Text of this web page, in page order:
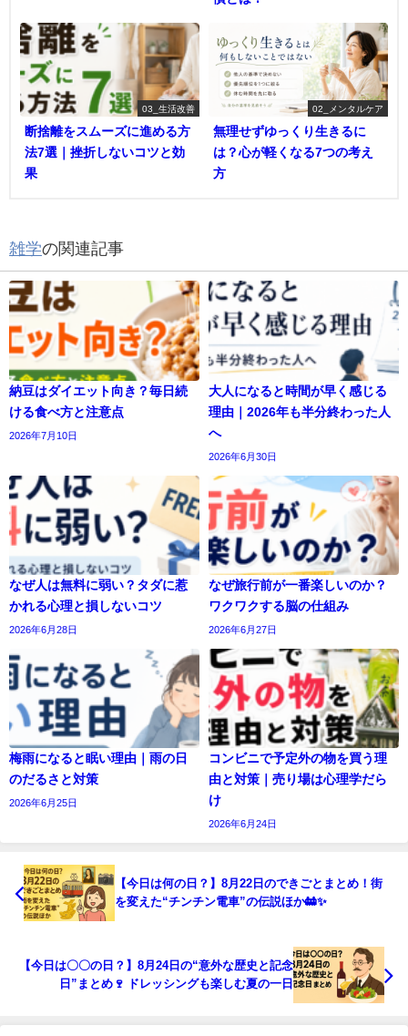
03_生活改善
断捨離をスムーズに進める方
法7選｜挫折しないコツと効
果
02_メンタルケア
無理せずゆっくり生きるに
は？心が軽くなる7つの考え
方
雑学の関連記事
納豆はダイエット向き？毎日続
ける食べ方と注意点
2026年7月10日
大人になると時間が早く感じる
理由｜2026年も半分終わった人
へ
2026年6月30日
なぜ人は無料に弱い？タダに惹
かれる心理と損しないコツ
2026年6月28日
なぜ旅行前が一番楽しいのか？
ワクワクする脳の仕組み
2026年6月27日
梅雨になると眠い理由｜雨の日
のだるさと対策
2026年6月25日
コンビニで予定外の物を買う理
由と対策｜売り場は心理学だら
け
2026年6月24日
【今日は何の日？】8月22日のできごとまとめ！街
を変えた“チンチン電車”の伝説ほか🚋✨
【今日は〇〇の日？】8月24日の“意外な歴史と記念
日”まとめ🍷 ドレッシングも楽しむ夏の一日